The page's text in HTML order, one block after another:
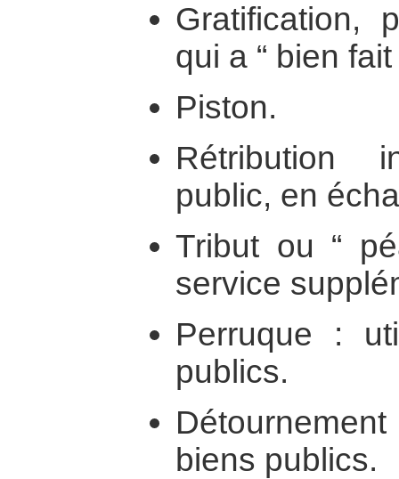
Gratification,
qui a “ bien
Piston.
Rétribution
public, en
Tribut ou “
service
Perruque :
publics.
biens publics.